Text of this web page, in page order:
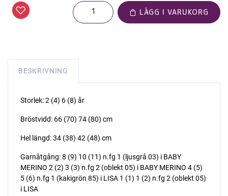
LÄGG I VARUKORG
BESKRIVNING
Storlek: 2 (4) 6 (8) år
Bröstvidd: 66 (70) 74 (80) cm
Hel längd: 34 (38) 42 (48) cm
Garnåtgång: 8 (9) 10 (11) n.fg 1 (ljusgrå 03) i BABY
MERINO 2 (2) 3 (3) n.fg 2 (oblekt 05) i BABY MERINO 4 (5)
5 (6) n.fg 1 (kakigrön 85) i LISA 1 (1) 1 (2) n.fg 2 (oblekt 05)
i LISA